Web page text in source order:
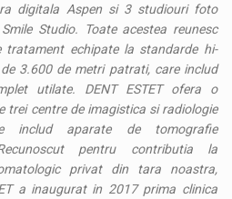
digitala Aspen si 3 studiouri foto
Studio. Toate acestea reunesc
echipate la standarde hi-
3.600 de metri patrati, care includ
utilate. DENT ESTET ofera o
trei centre de imagistica si radiologie
includ aparate de tomografie
pentru contributia la
privat din tara noastra,
a inaugurat in 2017 prima clinica